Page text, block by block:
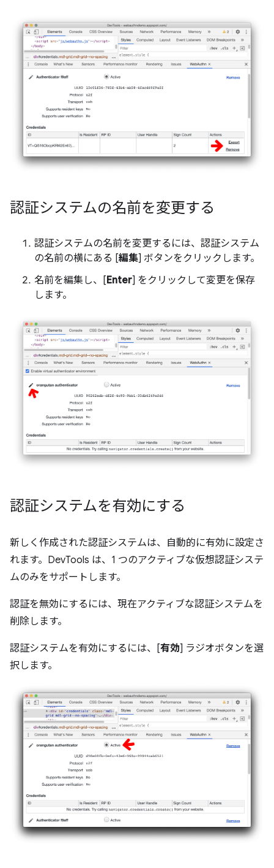
認証システムの名前を変更する
認証システムの名前を変更するには、認証システム
の名前の横にある [編集] ボタンをクリックします。
名前を編集し、[Enter] をクリックして変更を保存
します。
認証システムを有効にする
新しく作成された認証システムは、自動的に有効に設定さ
れます。DevTools は、1 つのアクティブな仮想認証システ
ムのみをサポートします。
認証を無効にするには、現在アクティブな認証システムを
削除します。
認証システムを有効にするには、[有効] ラジオボタンを選
択します。